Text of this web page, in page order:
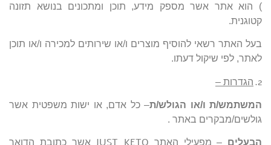
) הוא אתר אשר מספק מידע, תוכן ומתכונים בנושא תזונה
קטוגנית.
בעל האתר רשאי להוסיף מוצרים ו/או שירותים למכירה ו/או תוכן
לאתר, לפי שיקול דעתו.
2. הגדרות –
המשתמש/ת ו/או הגולש/ת– כל אדם, או ישות משפטית אשר
גולשים/מבקרים באתר .
הבעלים – מפעילי האתר
אשר כתובת הדואר